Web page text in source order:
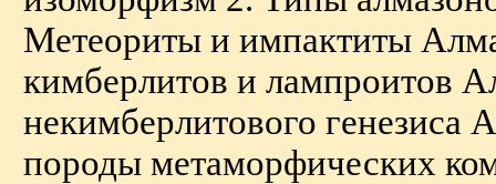
Метеориты и импактиты
кимберлитов и лампроитов
некимберлитового генезиса
породы метаморфических